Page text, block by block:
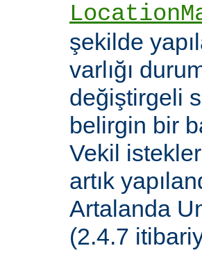
şekilde
varlığı
değiştirgeli
belirgin bir
Vekil
artık
Artalanda
(2.4.7